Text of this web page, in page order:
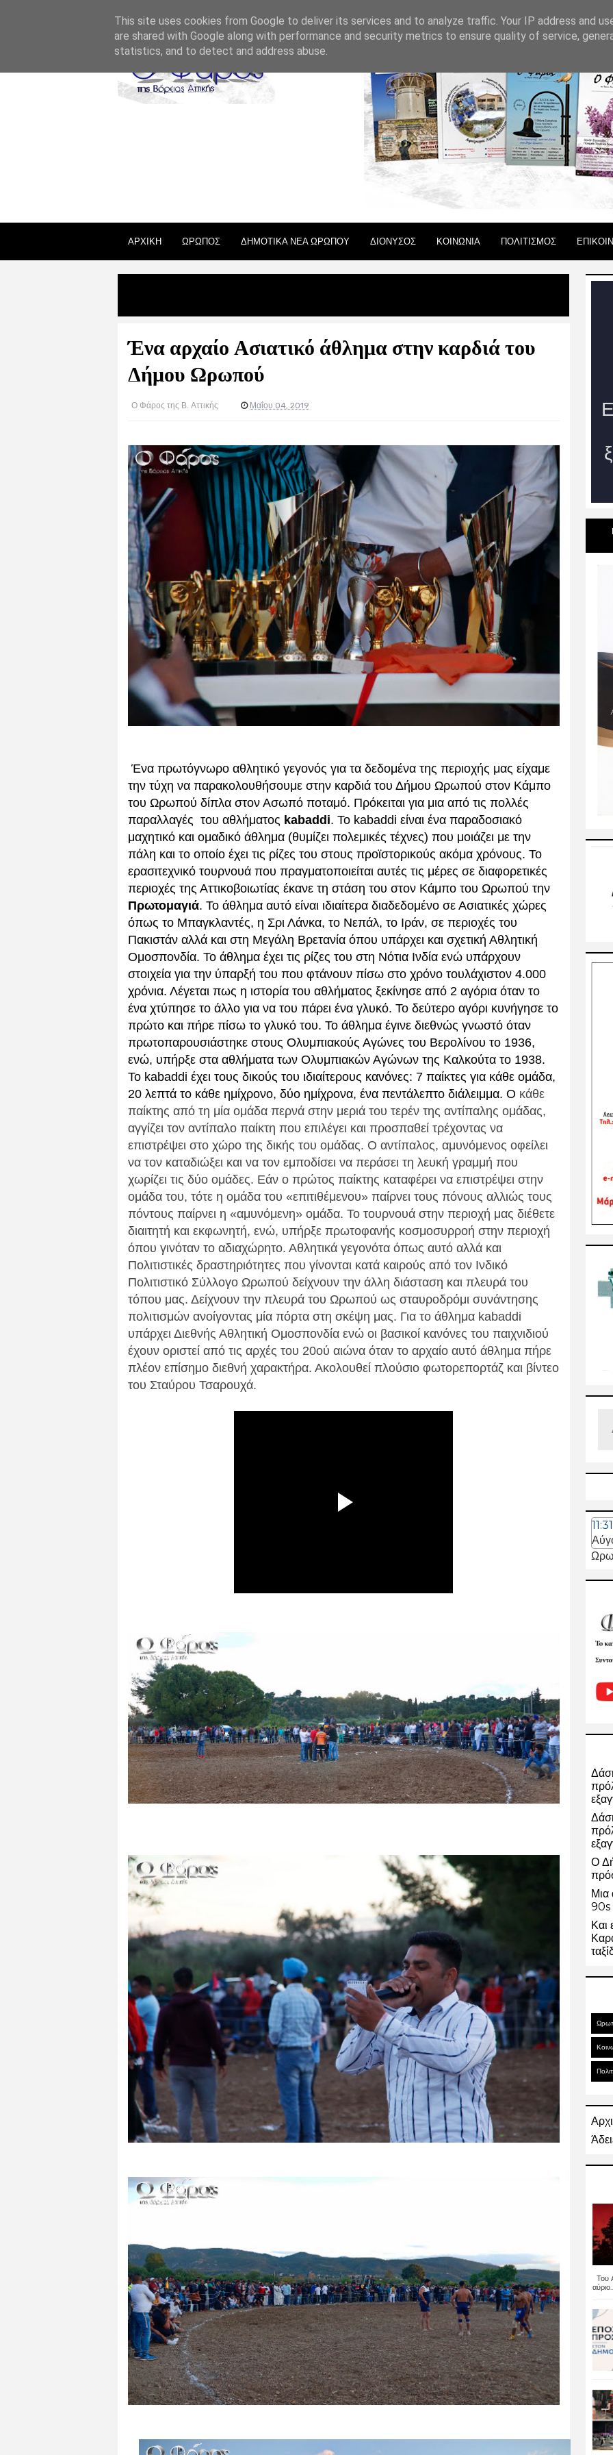
ΑΡΧΙΚΗ ΩΡΩΠΟΣ ΔΗΜΟΤΙΚΑ ΝΕΑ ΩΡΩΠΟΥ ΔΙΟΝΥΣΟΣ ΚΟΙΝΩΝΙΑ ΠΟΛΙΤΙΣΜΟΣ
Ένα αρχαίο Ασιατικό άθλημα στην καρδιά του
Δήμου Ωρωπού
Ο Φάρος της Β. Αττικής Μαΐου 04, 2019
Ένα πρωτόγνωρο αθλητικό γεγονός για τα δεδομένα της περιοχής μας είχαμε
την τύχη να παρακολουθήσουμε στην καρδιά του Δήμου Ωρωπού στον Κάμπο
του Ωρωπού δίπλα στον Ασωπό ποταμό. Πρόκειται για μια από τις πολλές
παραλλαγές του αθλήματος kabaddi. Το kabaddi είναι ένα παραδοσιακό
μαχητικό και ομαδικό άθλημα (θυμίζει πολεμικές τέχνες) που μοιάζει με την
πάλη και το οποίο έχει τις ρίζες του στους προϊστορικούς ακόμα χρόνους. Το
ερασιτεχνικό τουρνουά που πραγματοποιείται αυτές τις μέρες σε διαφορετικές
περιοχές της Αττικοβοιωτίας έκανε τη στάση του στον Κάμπο του Ωρωπού την
Πρωτομαγιά. Το άθλημα αυτό είναι ιδιαίτερα διαδεδομένο σε Ασιατικές χώρες
όπως το Μπαγκλαντές, η Σρι Λάνκα, το Νεπάλ, το Ιράν, σε περιοχές του
Πακιστάν αλλά και στη Μεγάλη Βρετανία όπου υπάρχει και σχετική Αθλητική
Ομοσπονδία. Το άθλημα έχει τις ρίζες του στη Νότια Ινδία ενώ υπάρχουν
στοιχεία για την ύπαρξή του που φτάνουν πίσω στο χρόνο τουλάχιστον 4.000
χρόνια. Λέγεται πως η ιστορία του αθλήματος ξεκίνησε από 2 αγόρια όταν το
ένα χτύπησε το άλλο για να του πάρει ένα γλυκό. Το δεύτερο αγόρι κυνήγησε το
πρώτο και πήρε πίσω το γλυκό του. Το άθλημα έγινε διεθνώς γνωστό όταν
πρωτοπαρουσιάστηκε στους Ολυμπιακούς Αγώνες του Βερολίνου το 1936,
ενώ, υπήρξε στα αθλήματα των Ολυμπιακών Αγώνων της Καλκούτα το 1938.
Το kabaddi έχει τους δικούς του ιδιαίτερους κανόνες: 7 παίκτες για κάθε ομάδα,
20 λεπτά το κάθε ημίχρονο, δύο ημίχρονα, ένα πεντάλεπτο διάλειμμα. O κάθε
παίκτης από τη μία ομάδα περνά στην μεριά του τερέν της αντίπαλης ομάδας,
αγγίζει τον αντίπαλο παίκτη που επιλέγει και προσπαθεί τρέχοντας να
επιστρέψει στο χώρο της δικής του ομάδας. Ο αντίπαλος, αμυνόμενος οφείλει
να τον καταδιώξει και να τον εμποδίσει να περάσει τη λευκή γραμμή που
χωρίζει τις δύο ομάδες. Εάν ο πρώτος παίκτης καταφέρει να επιστρέψει στην
ομάδα του, τότε η ομάδα του «επιτιθέμενου» παίρνει τους πόνους αλλιώς τους
πόντους παίρνει η «αμυνόμενη» ομάδα. Το τουρνουά στην περιοχή μας διέθετε
διαιτητή και εκφωνητή, ενώ, υπήρξε πρωτοφανής κοσμοσυρροή στην περιοχή
όπου γινόταν το αδιαχώρητο. Αθλητικά γεγονότα όπως αυτό αλλά και
Πολιτιστικές δραστηριότητες που γίνονται κατά καιρούς από τον Ινδικό
Πολιτιστικό Σύλλογο Ωρωπού δείχνουν την άλλη διάσταση και πλευρά του
τόπου μας. Δείχνουν την πλευρά του Ωρωπού ως σταυροδρόμι συνάντησης
πολιτισμών ανοίγοντας μία πόρτα στη σκέψη μας. Για το άθλημα kabaddi
υπάρχει Διεθνής Αθλητική Ομοσπονδία ενώ οι βασικοί κανόνες του παιχνιδιού
έχουν οριστεί από τις αρχές του 20ού αιώνα όταν το αρχαίο αυτό άθλημα πήρε
πλέον επίσημο διεθνή χαρακτήρα. Ακολουθεί πλούσιο φωτορεπορτάζ και βίντεο
του Σταύρου Τσαρουχά.
11:31
Ο
Μια
90s
Και
Του
This site uses cookies from Google to deliver its services and to analyze traffic. Your IP address and
are shared with Google along with performance and security metrics to ensure quality of service,
statistics, and to detect and address abuse.